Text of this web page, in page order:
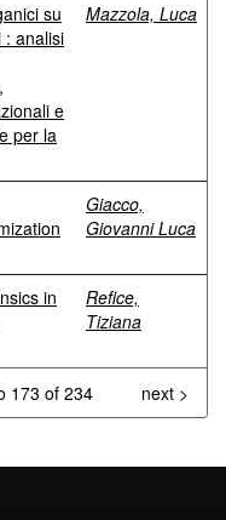
su
: analisi
e
per la
Mazzola, Luca
Giacco,
Giovanni Luca
in
Refice,
Tiziana
173 of 234 next >